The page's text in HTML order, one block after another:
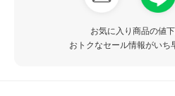
お気に入り商品の値
おトクなセール情報がいち